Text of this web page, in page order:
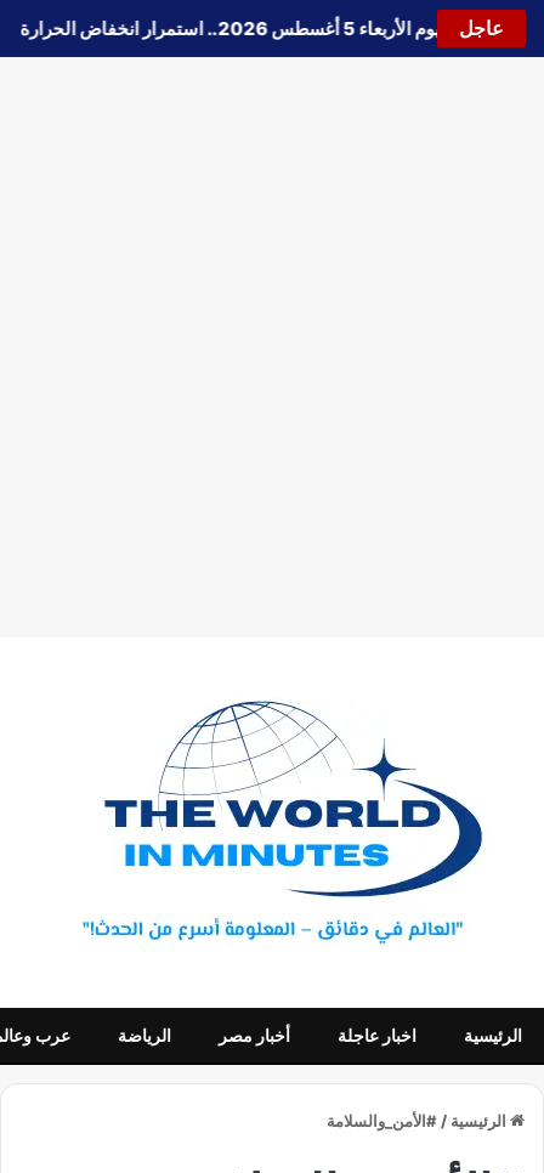
عاجل
حالة الطقس اليوم الأربعاء 5 أغسطس 2026.. استمرار انخفاض الحرارة وتحذيرات من الشبورة واضطراب الملاحة
الرئيسية اخبار عاجلة أخبار مصر الرياضة عرب
الرئيسية / #الأمن_والسلامة